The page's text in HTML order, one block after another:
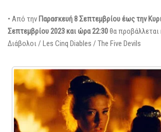
• Από την Παρασκευή 8 Σεπτεμβρίου έως την
Σεπτεμβρίου 2023 και ώρα 22:30θα προβάλλεται
Διάβολοι / Les Cinq Diables / The Five Devils